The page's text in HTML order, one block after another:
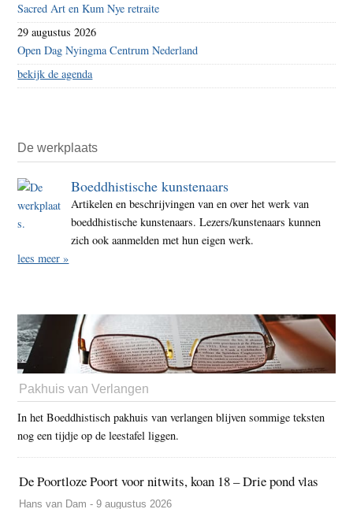
Sacred Art en Kum Nye retraite
29 augustus 2026
Open Dag Nyingma Centrum Nederland
bekijk de agenda
De werkplaats
Boeddhistische kunstenaars
Artikelen en beschrijvingen van en over het werk van
boeddhistische kunstenaars. Lezers/kunstenaars kunnen
zich ook aanmelden met hun eigen werk.
lees meer »
Pakhuis van Verlangen
In het Boeddhistisch pakhuis van verlangen blijven sommige teksten
nog een tijdje op de leestafel liggen.
De Poortloze Poort voor nitwits, koan 18 – Drie pond vlas
Hans van Dam - 9 augustus 2026